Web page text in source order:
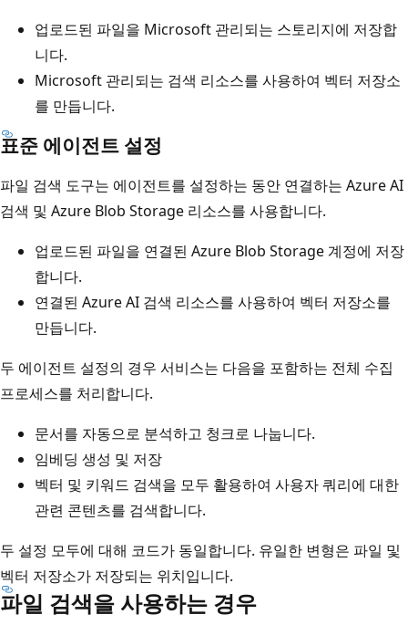
업로드된 파일을 Microsoft 관리되는 스토리지에 저장합
니다.
Microsoft 관리되는 검색 리소스를 사용하여 벡터 저장소
를 만듭니다.
표준 에이전트 설정
파일 검색 도구는 에이전트를 설정하는 동안 연결하는 Azure AI
검색 및 Azure Blob Storage 리소스를 사용합니다.
업로드된 파일을 연결된 Azure Blob Storage 계정에 저장
합니다.
연결된 Azure AI 검색 리소스를 사용하여 벡터 저장소를
만듭니다.
두 에이전트 설정의 경우 서비스는 다음을 포함하는 전체 수집
프로세스를 처리합니다.
문서를 자동으로 분석하고 청크로 나눕니다.
임베딩 생성 및 저장
벡터 및 키워드 검색을 모두 활용하여 사용자 쿼리에 대한
관련 콘텐츠를 검색합니다.
두 설정 모두에 대해 코드가 동일합니다. 유일한 변형은 파일 및
벡터 저장소가 저장되는 위치입니다.
파일 검색을 사용하는 경우